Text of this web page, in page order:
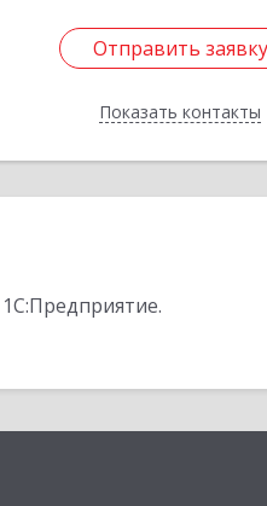
Отправить заявку
Показать контакты
Отправить заявку
Назад